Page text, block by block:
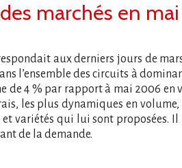
marchés en
aux derniers jours de
l’ensemble des circuits à
de 4 % par rapport à mai 2006 en
les plus dynamiques en
variétés qui lui sont proposées. Il
de la demande.